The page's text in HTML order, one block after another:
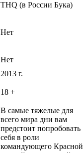
THQ (в России Бука)
Нет
Нет
2013 г.
18 +
В самые тяжелые для
всего мира дни вам
предстоит попробовать
себя в роли
командующего Красной